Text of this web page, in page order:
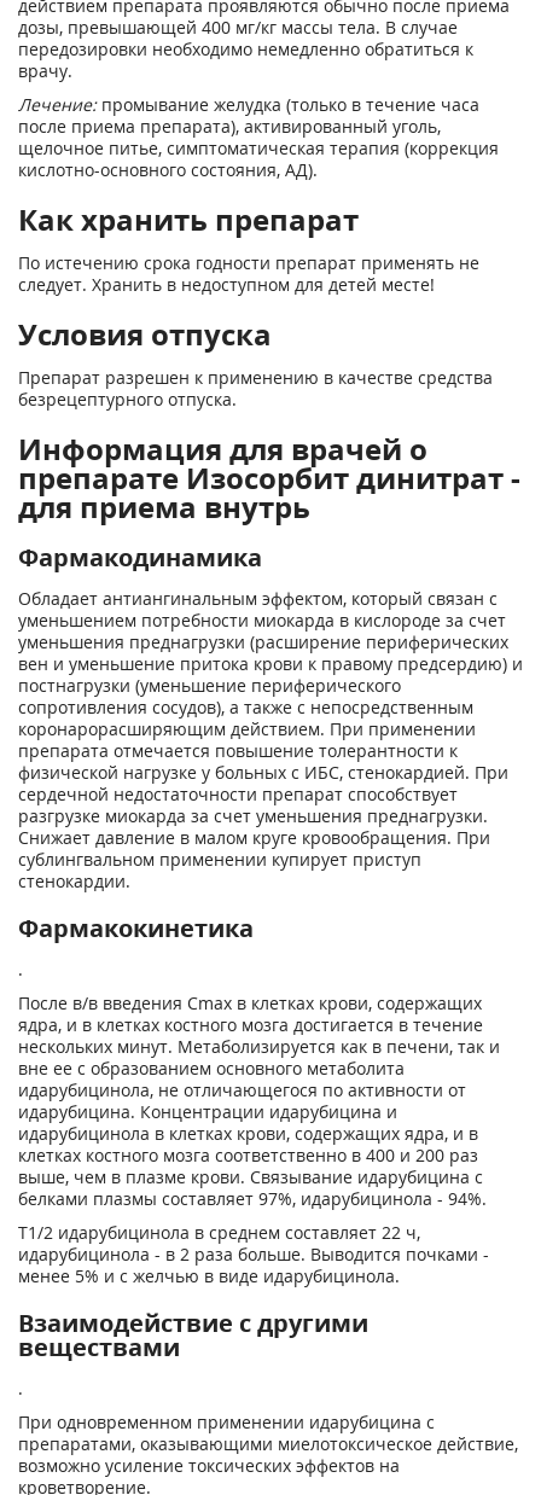
действием препарата проявляются обычно после приема
дозы, превышающей 400 мг/кг массы тела. В случае
передозировки необходимо немедленно обратиться к
врачу.
Лечение: промывание желудка (только в течение часа
после приема препарата), активированный уголь,
щелочное питье, симптоматическая терапия (коррекция
кислотно-основного состояния, АД).
Как хранить препарат
По истечению срока годности препарат применять не
следует. Хранить в недоступном для детей месте!
Условия отпуска
Препарат разрешен к применению в качестве средства
безрецептурного отпуска.
Информация для врачей о
препарате Изосорбит динитрат -
для приема внутрь
Фармакодинамика
Обладает антиангинальным эффектом, который связан с
уменьшением потребности миокарда в кислороде за счет
уменьшения преднагрузки (расширение периферических
вен и уменьшение притока крови к правому предсердию) и
постнагрузки (уменьшение периферического
сопротивления сосудов), а также с непосредственным
коронарорасширяющим действием. При применении
препарата отмечается повышение толерантности к
физической нагрузке у больных с ИБС, стенокардией. При
сердечной недостаточности препарат способствует
разгрузке миокарда за счет уменьшения преднагрузки.
Снижает давление в малом круге кровообращения. При
сублингвальном применении купирует приступ
стенокардии.
Фармакокинетика
.
После в/в введения Cmax в клетках крови, содержащих
ядра, и в клетках костного мозга достигается в течение
нескольких минут. Метаболизируется как в печени, так и
вне ее с образованием основного метаболита
идарубицинола, не отличающегося по активности от
идарубицина. Концентрации идарубицина и
идарубицинола в клетках крови, содержащих ядра, и в
клетках костного мозга соответственно в 400 и 200 раз
выше, чем в плазме крови. Связывание идарубицина с
белками плазмы составляет 97%, идарубицинола - 94%.
T1/2 идарубицинола в среднем составляет 22 ч,
идарубицинола - в 2 раза больше. Выводится почками -
менее 5% и с желчью в виде идарубицинола.
Взаимодействие с другими
веществами
.
При одновременном применении идарубицина с
препаратами, оказывающими миелотоксическое действие,
возможно усиление токсических эффектов на
кроветворение.